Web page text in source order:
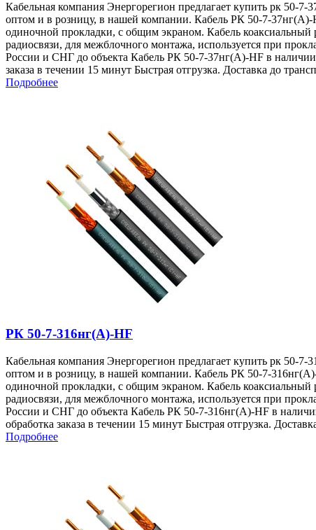
Кабельная компания Энергорегион предлагает купить рк 50-
оптом и в розницу, в нашей компании. Кабель РК 50-7-37нг(A)-
одиночной прокладки, с общим экраном. Кабель коаксиальный
радиосвязи, для межблочного монтажа, используется при
России и СНГ до объекта Кабель РК 50-7-37нг(A)-HF в
заказа в течении 15 минут Быстрая отгрузка. Доставка до
Подробнее
РК 50-7-316нг(A)-HF
Кабельная компания Энергорегион предлагает купить рк 50-
оптом и в розницу, в нашей компании. Кабель РК 50-7-
одиночной прокладки, с общим экраном. Кабель коаксиальный
радиосвязи, для межблочного монтажа, используется при
России и СНГ до объекта Кабель РК 50-7-316нг(A)-HF в
обработка заказа в течении 15 минут Быстрая отгрузка.
Подробнее